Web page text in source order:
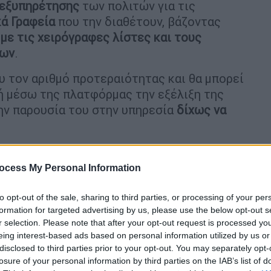
My Personal Information
opt-out of the sale, sharing to third parties, or processing of your
for targeted advertising by us, please use the below opt-out
selection. Please note that after your opt-out request is processed
interest-based ads based on personal information utilized by us
to third parties prior to your opt-out. You may separately
of your personal information by third parties on the IAB’s list of
των πολιτών για τις
Γραφείαπου την διαθέτουν, βάζοντας
τις χειρόγραφες λίστες και τους
.
αριθμό προτεραιότητας και θα μπορεί
μέσω της πλατφόρμας την εξέλιξη της
παρουσία του στην υπηρεσία δίχως να
των πολιτών μέσω του
αριθμού προτεραιότητας για
κωδικών
και Ψηφιακής Διακυβέρνησης.
απαιτείται η έκδοση του
τον προσερχόμενο στο
οι εξής: